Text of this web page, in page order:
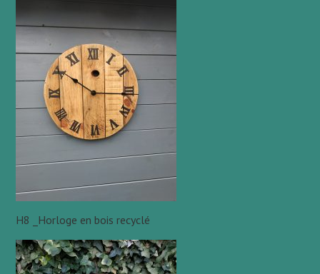
H8 _Horloge en bois recyclé